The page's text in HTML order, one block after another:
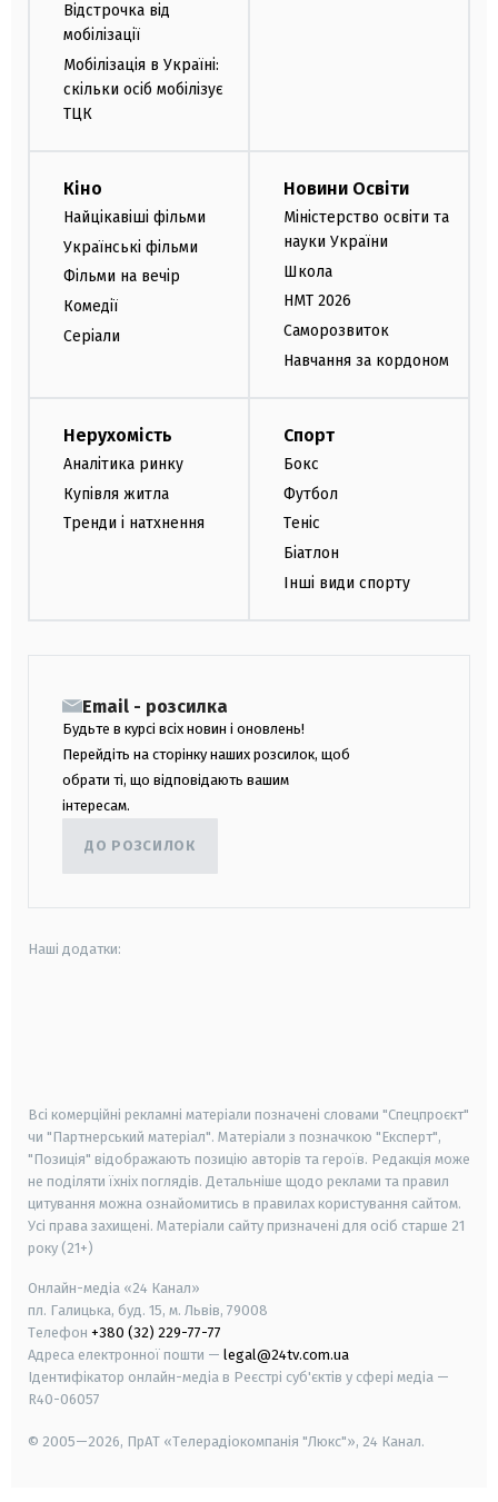
Відстрочка від
мобілізації
Мобілізація в Україні:
скільки осіб мобілізує
ТЦК
Кіно
Найцікавіші фільми
Українські фільми
Фільми на вечір
Комедії
Серіали
Новини Освіти
Міністерство освіти та
науки України
Школа
НМТ 2026
Саморозвиток
Навчання за кордоном
Нерухомість
Аналітика ринку
Купівля житла
Тренди і натхнення
Спорт
Бокс
Футбол
Теніс
Біатлон
Інші види спорту
Email - розсилка
Будьте в курсі всіх новин і оновлень!
Перейдіть на сторінку наших розсилок, щоб
обрати ті, що відповідають вашим
інтересам.
ДО РОЗСИЛОК
Наші додатки:
Всі комерційні рекламні матеріали позначені словами "Спецпроєкт"
чи "Партнерський матеріал". Матеріали з позначкою "Експерт",
"Позиція" відображають позицію авторів та героїв. Редакція може
не поділяти їхніх поглядів. Детальніше щодо реклами та правил
цитування можна ознайомитись в правилах користування сайтом.
Усі права захищені. Матеріали сайту призначені для осіб старше 21
року (21+)
Онлайн-медіа «24 Канал»
пл. Галицька, буд. 15, м. Львів, 79008
Телефон +380 (32) 229-77-77
Адреса електронної пошти — legal@24tv.com.ua
Ідентифікатор онлайн-медіа в Реєстрі суб'єктів у сфері медіа —
R40-06057
© 2005—2026, ПрАТ «Телерадіокомпанія "Люкс"», 24 Канал.